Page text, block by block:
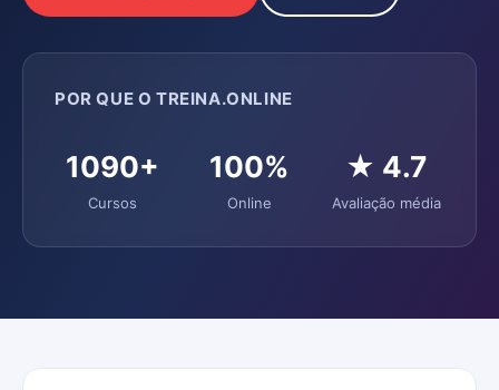
POR QUE O TREINA.ONLINE
1090+
Cursos
100%
Online
★ 4.7
Avaliação média